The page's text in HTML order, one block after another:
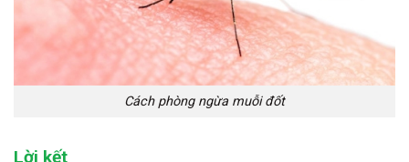
Cách phòng ngừa muỗi đốt
Lời kết